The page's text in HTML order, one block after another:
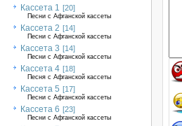
Кассета 1 [20]
Песни с Афганской кассеты
Кассета 2 [14]
Песни с Афганской кассеты
Кассета 3 [14]
Песни с Афганской кассеты
Кассета 4 [18]
Песня с Афганской кассеты
Кассета 5 [17]
Песни с Афганской кассеты
Кассета 6 [23]
Песни с Афганской кассеты